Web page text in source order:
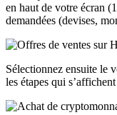
en haut de votre écran
demandées (devises,
Sélectionnez ensuite le
les étapes qui